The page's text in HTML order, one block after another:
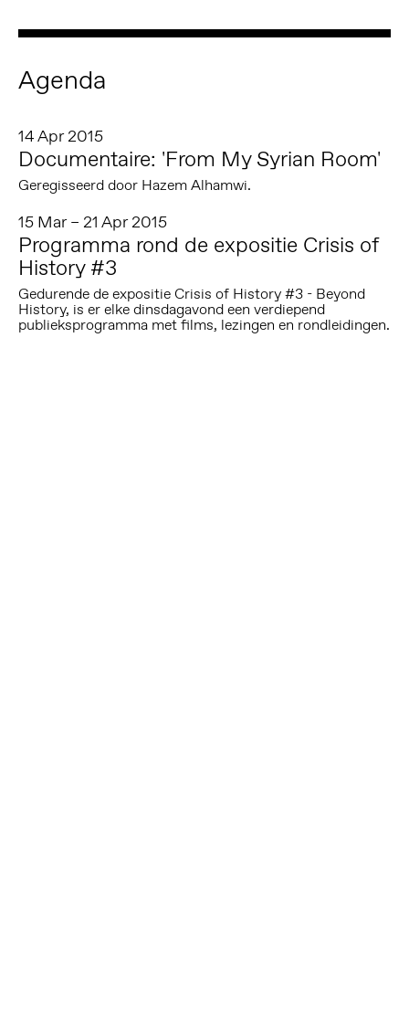
Agenda
14 Apr 2015
Documentaire: 'From My Syrian Room'
Geregisseerd door Hazem Alhamwi.
15 Mar – 21 Apr 2015
Programma rond de expositie Crisis of
History #3
Gedurende de expositie Crisis of History #3 - Beyond
History, is er elke dinsdagavond een verdiepend
publieksprogramma met films, lezingen en rondleidingen.